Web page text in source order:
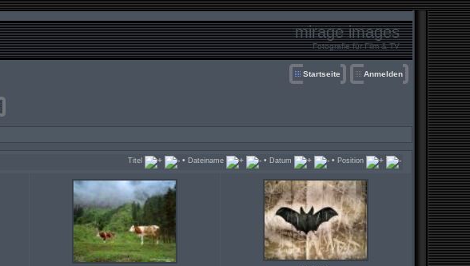
mirage images
Fotografie für Film & TV
Startseite Anmelden
Titel • Dateiname • Datum • Position